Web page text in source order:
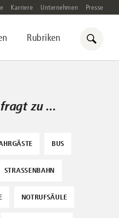
Karriere Unternehmen Presse
Rubriken
zu ...
BUS
STRASSENBAHN
NOTRUFSÄULE